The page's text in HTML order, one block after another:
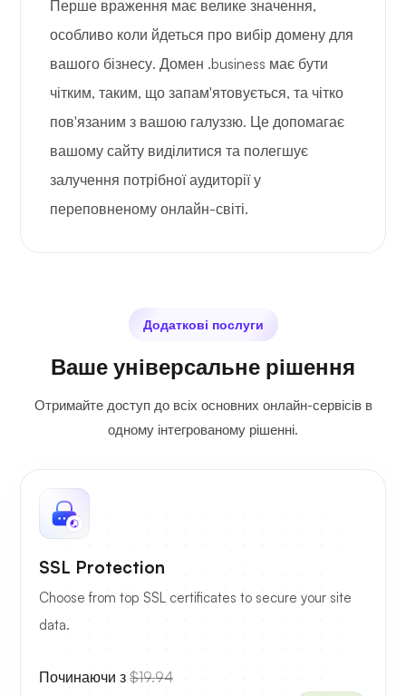
Перше враження має велике значення,
особливо коли йдеться про вибір домену для
вашого бізнесу. Домен .business має бути
чітким, таким, що запам'ятовується, та чітко
пов'язаним з вашою галуззю. Це допомагає
вашому сайту виділитися та полегшує
залучення потрібної аудиторії у
переповненому онлайн-світі.
Додаткові послуги
Ваше універсальне рішення
Отримайте доступ до всіх основних онлайн-сервісів в
одному інтегрованому рішенні.
SSL Protection
Choose from top SSL certificates to secure your site
data.
Починаючи з $19.94